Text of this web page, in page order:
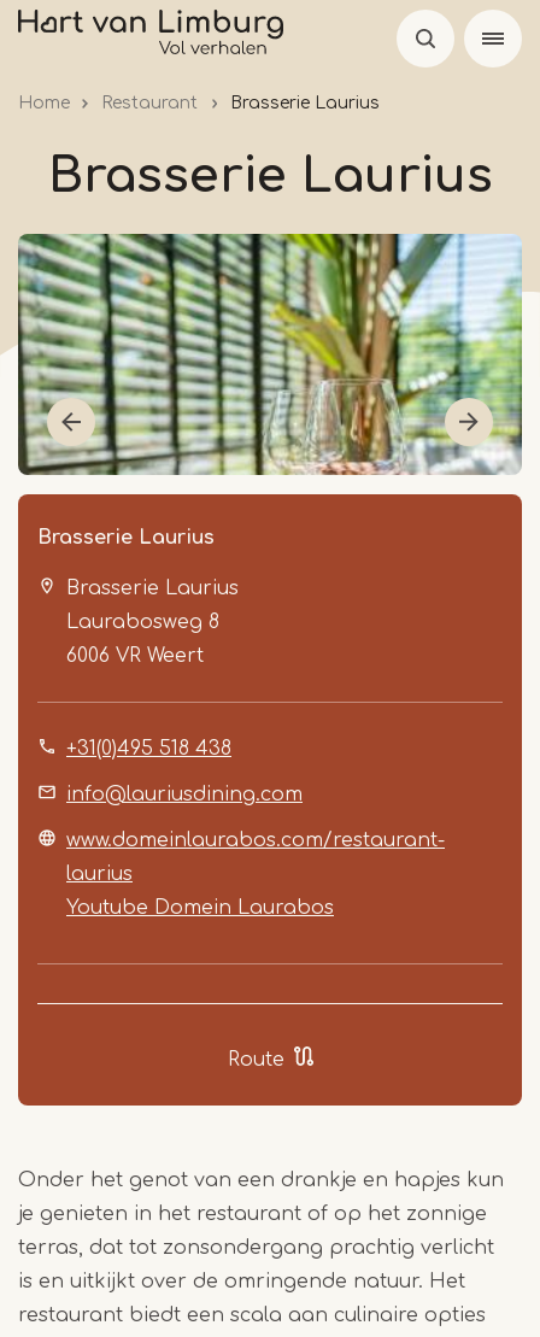
Overslaan
inhoud
Home Restaurant Brasserie Laurius
Brasserie Laurius
Brasserie Laurius
Brasserie Laurius
Laurabosweg 8
6006 VR Weert
+31(0)495 518 438
info@lauriusdining.com
www.domeinlaurabos.com/restaurant-
laurius
Youtube Domein Laurabos
Route
Item
Onder het genot van een drankje en hapjes kun
je genieten in het restaurant of op het zonnige
terras, dat tot zonsondergang prachtig verlicht
is en uitkijkt over de omringende natuur. Het
restaurant biedt een scala aan culinaire opties